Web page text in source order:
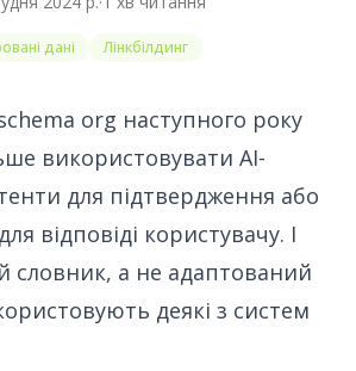
дані Лінкбілдинг
org наступного року
використовувати AI-
для підтвердження або
відповіді користувачу. І
словник, а не адаптований
деякі з систем